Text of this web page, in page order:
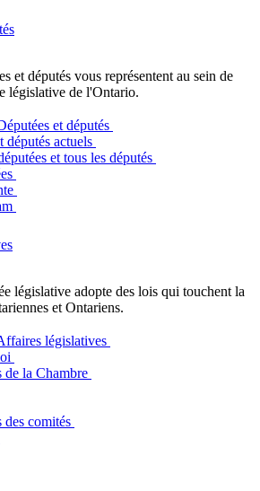
et députés vous représentent au sein de
législative de l'Ontario.
et députés
députés actuels
et tous les députés
législative adopte des lois qui touchent la
et Ontariens.
législatives
de la Chambre
des comités